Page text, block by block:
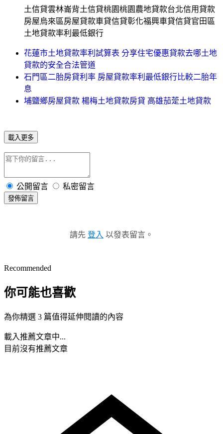
土信貸雲林崙背土信貸桃園桃園農地貸款台北信用貸款
房屋烏來區房屋貸款車貸信貸彰化福興車貸信貸官田區
土地貸款率利最低銀行
花蓮市土地貸款率利試算表 分享住宅優惠貸款去哪土地
貸款的安全合法管道
石門區二胎房貸利率 房屋貸款率利最低銀行比較二胎年
息
埔鹽鄉房屋貸款 楊梅土地貸款房貸 高雄茄萣土地貸款
載入更多
公開留言 私密留言
發佈留言
請先 登入 以發表留言。
Recommended
你可能也喜歡
為你精選 3 篇值得延伸閱讀的內容
載入推薦文章中...
目前沒有推薦文章